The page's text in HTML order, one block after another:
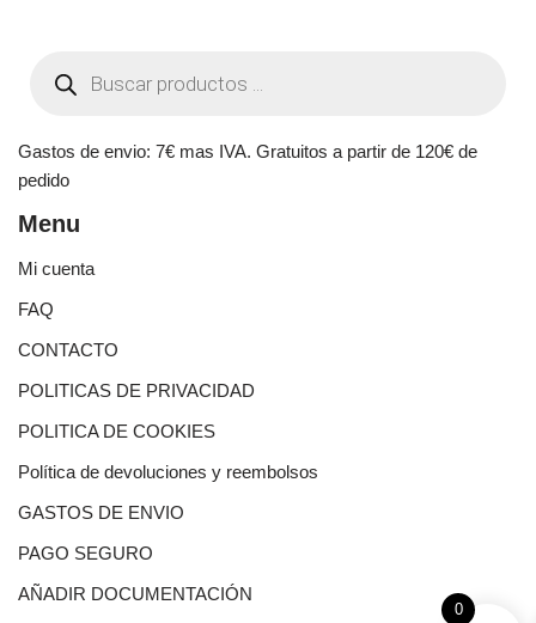
Gastos de envio: 7€ mas IVA. Gratuitos a partir de 120€ de
pedido
Menu
Mi cuenta
FAQ
CONTACTO
POLITICAS DE PRIVACIDAD
POLITICA DE COOKIES
Política de devoluciones y reembolsos
GASTOS DE ENVIO
PAGO SEGURO
AÑADIR DOCUMENTACIÓN
0